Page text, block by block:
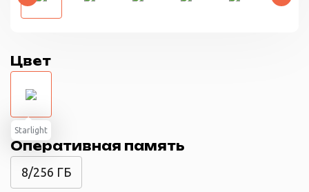
Цвет
Starlight
Оперативная память
8/256 ГБ